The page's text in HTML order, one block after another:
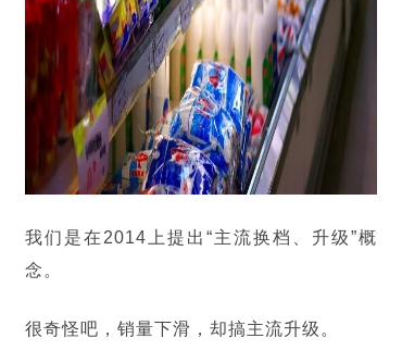
我们是在2014上提出 “主流换档、升级”概
念。
很奇怪吧，销量下滑，却搞主流升级。